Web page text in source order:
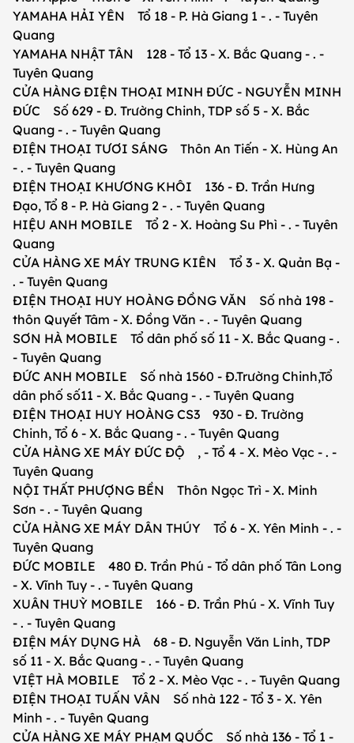
YAMAHA HẢI YÊN Tổ 18 - P. Hà Giang 1 - . - Tuyên
Quang
YAMAHA NHẬT TÂN 128 - Tổ 13 - X. Bắc Quang - . -
Tuyên Quang
CỬA HÀNG ĐIỆN THOẠI MINH ĐỨC - NGUYỄN MINH
ĐỨC Số 629 - Đ. Trường Chinh, TDP số 5 - X. Bắc
Quang - . - Tuyên Quang
ĐIỆN THOẠI TƯƠI SÁNG Thôn An Tiến - X. Hùng An
- . - Tuyên Quang
ĐIỆN THOẠI KHƯƠNG KHÔI 136 - Đ. Trần Hưng
Đạo, Tổ 8 - P. Hà Giang 2 - . - Tuyên Quang
HIỆU ANH MOBILE Tổ 2 - X. Hoàng Su Phì - . - Tuyên
Quang
CỬA HÀNG XE MÁY TRUNG KIÊN Tổ 3 - X. Quản Bạ -
. - Tuyên Quang
ĐIỆN THOẠI HUY HOÀNG ĐỒNG VĂN Số nhà 198 -
thôn Quyết Tâm - X. Đồng Văn - . - Tuyên Quang
SƠN HÀ MOBILE Tổ dân phố số 11 - X. Bắc Quang - .
- Tuyên Quang
ĐỨC ANH MOBILE Số nhà 1560 - Đ.Trường Chinh,Tổ
dân phố số11 - X. Bắc Quang - . - Tuyên Quang
ĐIỆN THOẠI HUY HOÀNG CS3 930 - Đ. Trường
Chinh, Tổ 6 - X. Bắc Quang - . - Tuyên Quang
CỬA HÀNG XE MÁY ĐỨC ĐỘ , - Tổ 4 - X. Mèo Vạc - . -
Tuyên Quang
NỘI THẤT PHƯỢNG BỀN Thôn Ngọc Trì - X. Minh
Sơn - . - Tuyên Quang
CỬA HÀNG XE MÁY DÂN THÚY Tổ 6 - X. Yên Minh - . -
Tuyên Quang
ĐỨC MOBILE 480 Đ. Trần Phú - Tổ dân phố Tân Long
- X. Vĩnh Tuy - . - Tuyên Quang
XUÂN THUỲ MOBILE 166 - Đ. Trần Phú - X. Vĩnh Tuy
- . - Tuyên Quang
ĐIỆN MÁY DỤNG HÀ 68 - Đ. Nguyễn Văn Linh, TDP
số 11 - X. Bắc Quang - . - Tuyên Quang
VIỆT HÀ MOBILE Tổ 2 - X. Mèo Vạc - . - Tuyên Quang
ĐIỆN THOẠI TUẤN VÂN Số nhà 122 - Tổ 3 - X. Yên
Minh - . - Tuyên Quang
CỬA HÀNG XE MÁY PHẠM QUỐC Số nhà 136 - Tổ 1 -